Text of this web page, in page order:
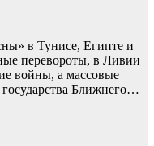
в Тунисе, Египте и
перевороты, в Ливии
войны, а массовые
государства Ближнего…